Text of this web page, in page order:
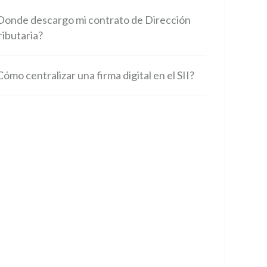
descargo mi contrato de Dirección
centralizar una firma digital en el SII?